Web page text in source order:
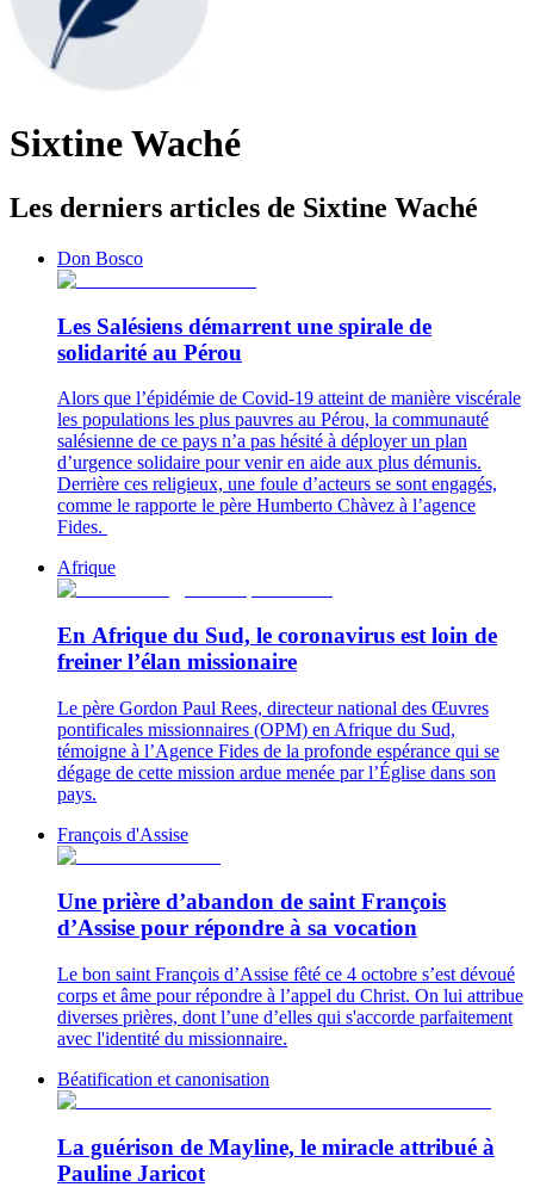
Sixtine Waché
Les derniers articles de Sixtine Waché
Don Bosco
Les Salésiens démarrent une spirale de
solidarité au Pérou
Alors que l’épidémie de Covid-19 atteint de manière viscérale
les populations les plus pauvres au Pérou, la communauté
salésienne de ce pays n’a pas hésité à déployer un plan
d’urgence solidaire pour venir en aide aux plus démunis.
Derrière ces religieux, une foule d’acteurs se sont engagés,
comme le rapporte le père Humberto Chàvez à l’agence
Fides.
Afrique
En Afrique du Sud, le coronavirus est loin de
freiner l’élan missionaire
Le père Gordon Paul Rees, directeur national des Œuvres
pontificales missionnaires (OPM) en Afrique du Sud,
témoigne à l’Agence Fides de la profonde espérance qui se
dégage de cette mission ardue menée par l’Église dans son
pays.
François d'Assise
Une prière d’abandon de saint François
d’Assise pour répondre à sa vocation
Le bon saint François d’Assise fêté ce 4 octobre s’est dévoué
corps et âme pour répondre à l’appel du Christ. On lui attribue
diverses prières, dont l’une d’elles qui s'accorde parfaitement
avec l'identité du missionnaire.
Béatification et canonisation
La guérison de Mayline, le miracle attribué à
Pauline Jaricot